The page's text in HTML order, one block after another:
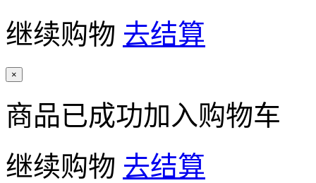
继续购物 去结算
×
商品已成功加入购物车
继续购物 去结算